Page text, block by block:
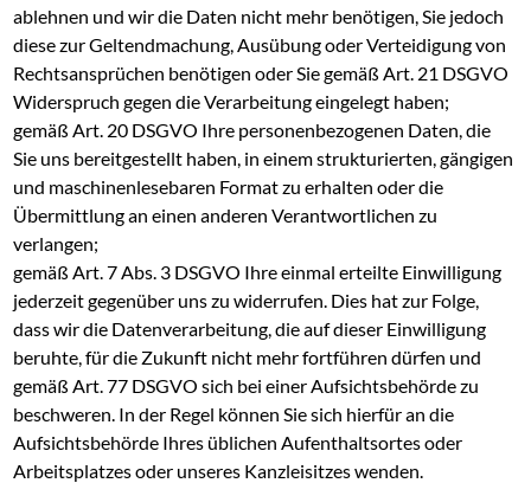
ablehnen und wir die Daten nicht mehr benötigen, Sie jedoch
diese zur Geltendmachung, Ausübung oder Verteidigung von
Rechtsansprüchen benötigen oder Sie gemäß Art. 21 DSGVO
Widerspruch gegen die Verarbeitung eingelegt haben;
gemäß Art. 20 DSGVO Ihre personenbezogenen Daten, die
Sie uns bereitgestellt haben, in einem strukturierten, gängigen
und maschinenlesebaren Format zu erhalten oder die
Übermittlung an einen anderen Verantwortlichen zu
verlangen;
gemäß Art. 7 Abs. 3 DSGVO Ihre einmal erteilte Einwilligung
jederzeit gegenüber uns zu widerrufen. Dies hat zur Folge,
dass wir die Datenverarbeitung, die auf dieser Einwilligung
beruhte, für die Zukunft nicht mehr fortführen dürfen und
gemäß Art. 77 DSGVO sich bei einer Aufsichtsbehörde zu
beschweren. In der Regel können Sie sich hierfür an die
Aufsichtsbehörde Ihres üblichen Aufenthaltsortes oder
Arbeitsplatzes oder unseres Kanzleisitzes wenden.